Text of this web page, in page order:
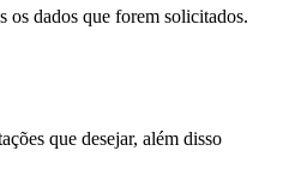
os dados que forem solicitados.
que desejar, além disso